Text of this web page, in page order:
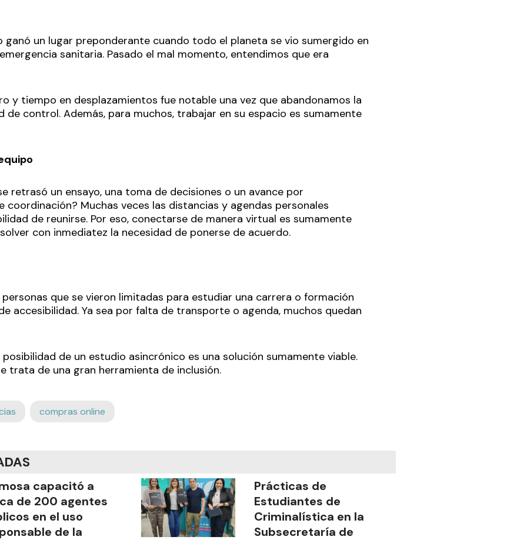
un lugar preponderante cuando todo el planeta se vio sumergido en
sanitaria. Pasado el mal momento, entendimos que era
y tiempo en desplazamientos fue notable una vez que abandonamos la
de control. Además, para muchos, trabajar en su espacio es sumamente
retrasó un ensayo, una toma de decisiones o un avance por
coordinación? Muchas veces las distancias y agendas personales
de reunirse. Por eso, conectarse de manera virtual es sumamente
con inmediatez la necesidad de ponerse de acuerdo.
que se vieron limitadas para estudiar una carrera o formación
accesibilidad. Ya sea por falta de transporte o agenda, muchos quedan
de un estudio asincrónico es una solución sumamente viable.
trata de una gran herramienta de inclusión.
compras online
capacitó a
de 200 agentes
en el uso
de la
Prácticas de
Estudiantes de
Criminalística en la
Subsecretaría de